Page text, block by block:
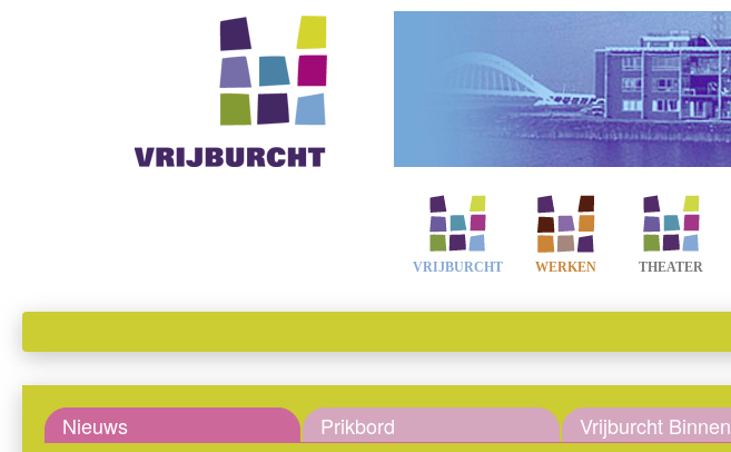
VRIJBURCHT WERKEN THEATER
Nieuws Prikbord Vrijburcht Binnen